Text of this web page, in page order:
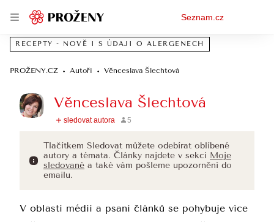
menu
Seznam.cz
RECEPTY - NOVĚ I S ÚDAJI O ALERGENECH
PROŽENY.CZ Autoři Věnceslava Šlechtová
Věnceslava Šlechtová
Tlačítkem Sledovat můžete odebírat oblíbené
autory a témata. Články najdete v sekci Moje
sledované a také vám pošleme upozornění do
emailu.
V oblasti médií a psaní článků se pohybuje více